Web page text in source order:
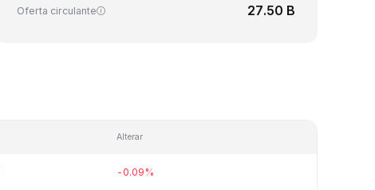
Oferta circulante 27.50 B
Alterar
-0.09%